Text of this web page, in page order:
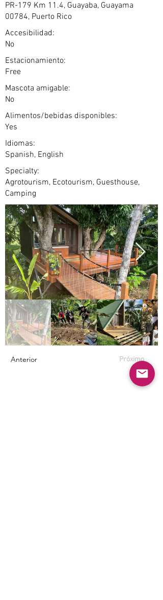
PR-179 Km 11.4, Guayaba, Guayama
00784, Puerto Rico
Accesibilidad:
No
Estacionamiento:
Free
Mascota amigable:
No
Alimentos/bebidas disponibles:
Yes
Idiomas:
Spanish, English
Specialty:
Agrotourism, Ecotourism, Guesthouse,
Camping
Anterior Próximo